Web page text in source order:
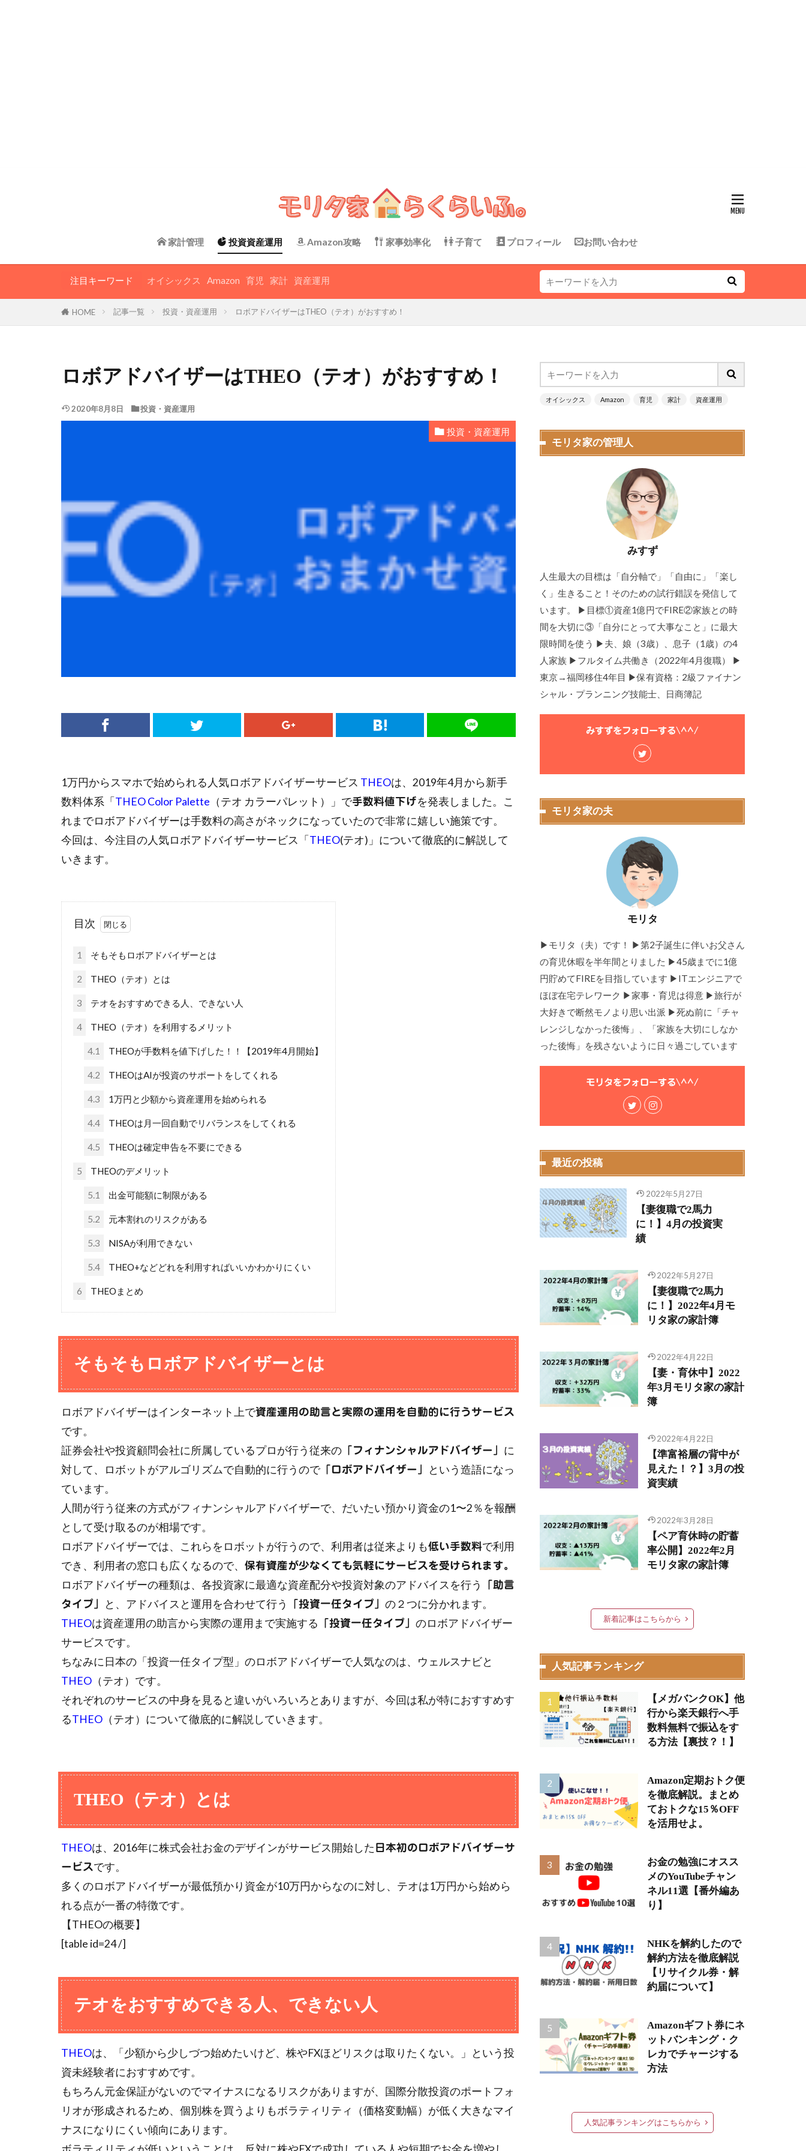
家計管理 投資資産運用 Amazon攻略 家事効率化 子育て プロフィール お問い合わせ
注目キーワード オイシックス Amazon 育児 家計 資産運用
HOME 記事一覧 投資・資産運用 ロボアドバイザーはTHEO（テオ）がおすすめ！
ロボアドバイザーはTHEO（テオ）がおすすめ！
2020年8月8日 投資・資産運用
投資・資産運用
1万円からスマホで始められる人気ロボアドバイザーサービス THEOは、2019年4月から新手
数料体系「THEO Color Palette （テオ カラーパレット）」で手数料値下げを発表しました。こ
れまでロボアドバイザーは手数料の高さがネックになっていたので非常に嬉しい施策です。
今回は、今注目の人気ロボアドバイザーサービス「THEO(テオ)」について徹底的に解説して
いきます。
目次
1 そもそもロボアドバイザーとは
2 THEO（テオ）とは
3 テオをおすすめできる人、できない人
4 THEO（テオ）を利用するメリット
4.1 THEOが手数料を値下げした！！【2019年4月開始】
4.2 THEOはAIが投資のサポートをしてくれる
4.3 1万円と少額から資産運用を始められる
4.4 THEOは月一回自動でリバランスをしてくれる
4.5 THEOは確定申告を不要にできる
5 THEOのデメリット
5.1 出金可能額に制限がある
5.2 元本割れのリスクがある
5.3 NISAが利用できない
5.4 THEO+などどれを利用すればいいかわかりにくい
6 THEOまとめ
そもそもロボアドバイザーとは
ロボアドバイザーはインターネット上で資産運用の助言と実際の運用を自動的に行うサービス
です。
証券会社や投資顧問会社に所属しているプロが行う従来の 「フィナンシャルアドバイザー」 に
対して、ロボットがアルゴリズムで自動的に行うので「ロボアドバイザー」
という造語になっ
ています。
人間が行う従来の方式がフィナンシャルアドバイザーで、だいたい預かり資金の1〜2％を報酬
として受け取るのが相場です。
ロボアドバイザーでは、これらをロボットが行うので、利用者は従来よりも低い手数料で利用
でき、利用者の窓口も広くなるので、
保有資産が少なくても気軽にサービスを受けられます。
ロボアドバイザーの種類は、各投資家に最適な資産配分や投資対象のアドバイスを行う
「助言
タイプ」
と、アドバイスと運用を合わせて行う 「投資一任タイプ」 の２つに分かれます。
THEOは資産運用の助言から実際の運用まで実施する 「投資一任タイプ」 のロボアドバイザー
サービスです。
ちなみに日本の「投資一任タイプ型」のロボアドバイザーで人気なのは、ウェルスナビと
THEO （テオ）です。
それぞれのサービスの中身を見ると違いがいろいろとありますが、今回は私が特におすすめす
るTHEO （テオ）について徹底的に解説していきます。
THEO（テオ）とは
THEOは、2016年に株式会社お金のデザインがサービス開始した 日本初のロボアドバイザーサ
ービスです。
多くのロボアドバイザーが最低預かり資金が10万円からなのに対し、テオは1万円から始めら
れる点が一番の特徴です。
【THEOの概要】
[table id=24 /]
テオをおすすめできる人、できない人
THEOは、「少額から少しづつ始めたいけど、株やFXほどリスクは取りたくない。」という投
資未経験者におすすめです。
もちろん元金保証がないのでマイナスになるリスクがありますが、国際分散投資のポートフォ
リオが形成されるため、個別株を買うよりもボラティリティ（価格変動幅）が低く大きなマイ
ナスになりにくい傾向にあります。
オイシックス Amazon 育児 家計 資産運用
モリタ家の管理人
みすず
人生最大の目標は「自分軸で」「自由に」「楽し
く」生きること！そのための試行錯誤を発信して
います。 ▶目標①資産1億円でFIRE②家族との時
間を大切に③「自分にとって大事なこと」に最大
限時間を使う ▶夫、娘（3歳）、息子（1歳）の4
人家族 ▶フルタイム共働き（2022年4月復職） ▶
東京→福岡移住4年目 ▶保有資格：2級ファイナン
シャル・プランニング技能士、日商簿記
みすずをフォローする\^^/
モリタ家の夫
モリタ
▶モリタ（夫）です！ ▶︎第2子誕生に伴いお父さん
の育児休暇を半年間とりました ▶45歳までに1億
円貯めてFIREを目指しています ▶ITエンジニアで
ほぼ在宅テレワーク ▶家事・育児は得意 ▶旅行が
大好きで断然モノより思い出派 ▶死ぬ前に「チャ
レンジしなかった後悔」、「家族を大切にしなか
った後悔」を残さないように日々過ごしています
モリタをフォローする\^^/
最近の投稿
2022年5月27日
【妻復職で2馬力
に！】4月の投資実
績
2022年5月27日
【妻復職で2馬力
に！】2022年4月モ
リタ家の家計簿
2022年4月22日
【妻・育休中】2022
年3月モリタ家の家計
簿
2022年4月22日
【準富裕層の背中が
見えた！？】3月の投
資実績
2022年3月28日
【ペア育休時の貯蓄
率公開】2022年2月
モリタ家の家計簿
新着記事はこちらから
人気記事ランキング
【メガバンクOK】他
行から楽天銀行へ手
数料無料で振込をす
る方法【裏技？！】
Amazon定期おトク便
を徹底解説。まとめ
ておトクな15％OFF
を活用せよ。
お金の勉強にオスス
メのYouTubeチャン
ネル11選【番外編あ
り】
NHKを解約したので
解約方法を徹底解説
【リサイクル券・解
約届について】
Amazonギフト券にネ
ットバンキング・ク
レカでチャージする
方法
人気記事ランキングはこちらから